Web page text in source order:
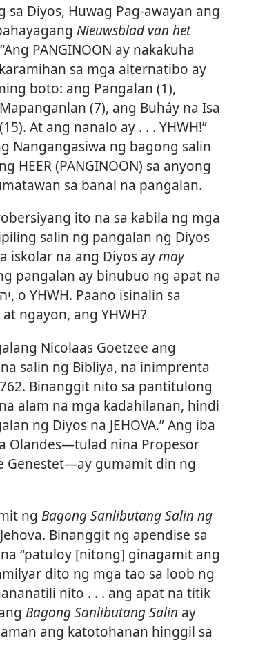
sa Diyos, Huwag Pag-awayan ang
Nieuwsblad van het
PANGINOON ay nakakuha
sa mga alternatibo ay
boto: ang Pangalan (1),
(7), ang Buháy na Isa
At ang nanalo ay . . . YHWH!”
Nangangasiwa ng bagong salin
HEER (PANGINOON) sa anyong
sa banal na pangalan.
ito na sa kabila ng mga
salin ng pangalan ng Diyos
iskolar na ang Diyos aymay
pangalan ay binubuo ng apat na
ngayon, ang YHWH?
Nicolaas Goetzee ang
na salin ng Bibliya, na inimprenta
Binanggit nito sa pantitulong
alam na mga kadahilanan, hindi
ng Diyos na JEHOVA.” Ang iba
Olandes​—tulad nina Propesor
Genestet​—ay gumamit din ng
ng Bagong Sanlibutang Salin ng
Binanggit ng apendise sa
“patuloy [nitong] ginagamit ang
dito ng mga tao sa loob ng
nito . . . ang apat na titik
Bagong Sanlibutang Salin ay
ang katotohanan hinggil sa